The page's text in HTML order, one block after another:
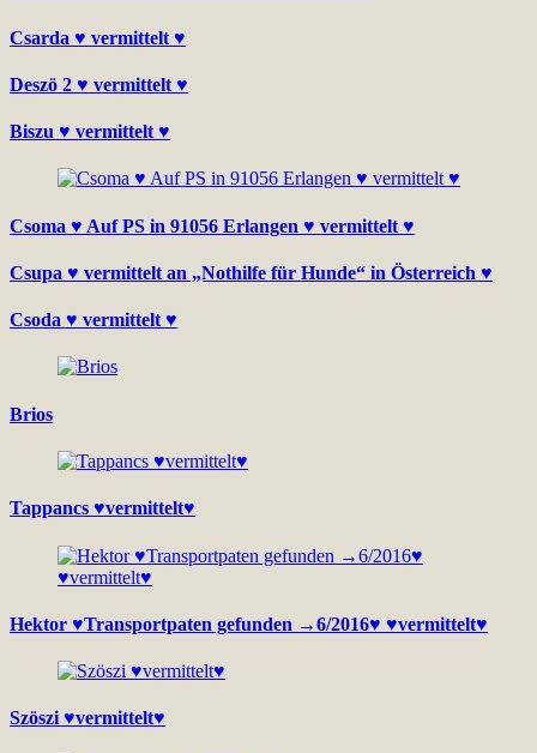
Csarda ♥ vermittelt ♥
Deszö 2 ♥ vermittelt ♥
Biszu ♥ vermittelt ♥
Csoma ♥ Auf PS in 91056 Erlangen ♥ vermittelt ♥
Csupa ♥ vermittelt an „Nothilfe für Hunde“ in Österreich ♥
Csoda ♥ vermittelt ♥
Brios
Tappancs ♥vermittelt♥
Hektor ♥Transportpaten gefunden →6/2016♥ ♥vermittelt♥
Szöszi ♥vermittelt♥